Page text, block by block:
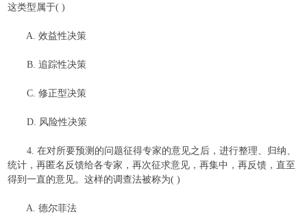
这类型属于( )
A. 效益性决策
B. 追踪性决策
C. 修正型决策
D. 风险性决策
4. 在对所要预测的问题征得专家的意见之后，进行整理、归纳、
统计，再匿名反馈给各专家，再次征求意见，再集中，再反馈，直至
得到一直的意见。这样的调查法被称为( )
A. 德尔菲法